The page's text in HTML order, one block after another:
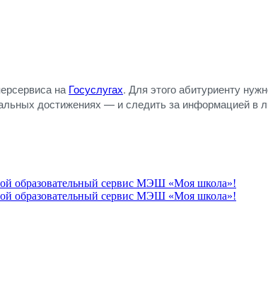
на Госуслугах. Для этого абитуриенту
достижениях — и следить за информацией в
образовательный сервис МЭШ «Моя школа»!
образовательный сервис МЭШ «Моя школа»!